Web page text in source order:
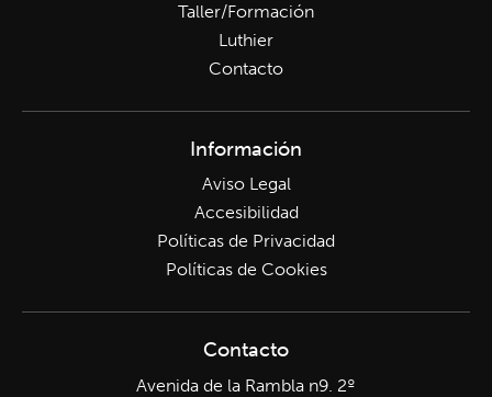
Taller/Formación
Luthier
Contacto
Información
Aviso Legal
Accesibilidad
Políticas de Privacidad
Políticas de Cookies
Contacto
Avenida de la Rambla n9. 2º